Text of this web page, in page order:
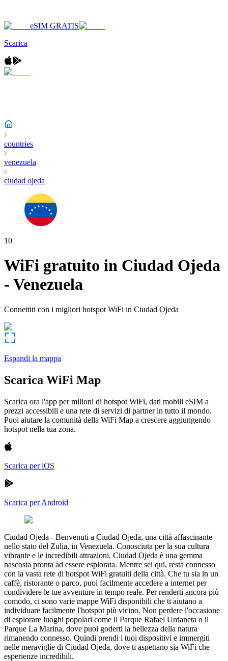
eSIM GRATIS
Scarica
countries
venezuela
ciudad ojeda
10
WiFi gratuito in Ciudad Ojeda
- Venezuela
Connettiti con i migliori hotspot WiFi in Ciudad Ojeda
Espandi la mappa
Scarica WiFi Map
Scarica ora l'app per milioni di hotspot WiFi, dati mobili eSIM a
prezzi accessibili e una rete di servizi di partner in tutto il mondo.
Puoi aiutare la comunità della WiFi Map a crescere aggiungendo
hotspot nella tua zona.
Scarica per iOS
Scarica per Android
Ciudad Ojeda - Benvenuti a Ciudad Ojeda, una città affascinante
nello stato del Zulia, in Venezuela. Conosciuta per la sua cultura
vibrante e le incredibili attrazioni, Ciudad Ojeda è una gemma
nascosta pronta ad essere esplorata. Mentre sei qui, resta connesso
con la vasta rete di hotspot WiFi gratuiti della città. Che tu sia in un
caffè, ristorante o parco, puoi facilmente accedere a internet per
condividere le tue avventure in tempo reale. Per renderti ancora più
comodo, ci sono varie mappe WiFi disponibili che ti aiutano a
individuare facilmente l'hotspot più vicino. Non perdere l'occasione
di esplorare luoghi popolari come il Parque Rafael Urdaneta o il
Parque La Marina, dove puoi goderti la bellezza della natura
rimanendo connesso. Quindi prendi i tuoi dispositivi e immergiti
nelle meraviglie di Ciudad Ojeda, dove ti aspettano sia WiFi che
esperienze incredibili.